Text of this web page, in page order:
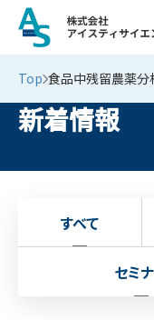
Top 食品中残留農薬分
新着情報
すべて
セミ